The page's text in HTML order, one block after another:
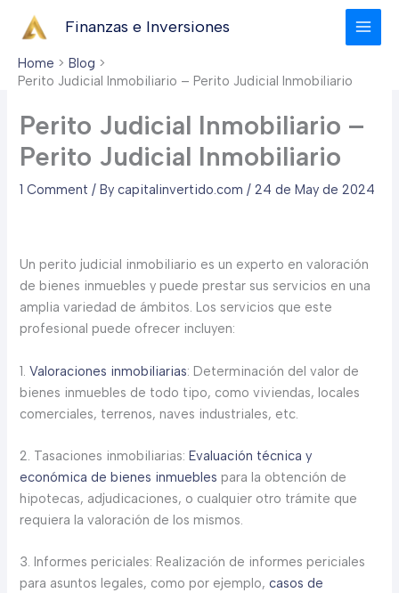
Finanzas e Inversiones
Home
Blog
Perito Judicial Inmobiliario – Perito Judicial Inmobiliario
Perito Judicial Inmobiliario –
Perito Judicial Inmobiliario
1 Comment / Bycapitalinvertido.com/ 24 de May de 2024
Un perito judicial inmobiliario es un experto en valoración
de bienes inmuebles y puede prestar sus servicios en una
amplia variedad de ámbitos. Los servicios que este
profesional puede ofrecer incluyen:
1.Valoraciones inmobiliarias: Determinación del valor de
bienes inmuebles de todo tipo, como viviendas, locales
comerciales, terrenos, naves industriales, etc.
2. Tasaciones inmobiliarias:Evaluación técnica y
económica de bienes inmuebles para la obtención de
hipotecas, adjudicaciones, o cualquier otro trámite que
requiera la valoración de los mismos.
3. Informes periciales: Realización de informes periciales
para asuntos legales, como por ejemplo,casos de